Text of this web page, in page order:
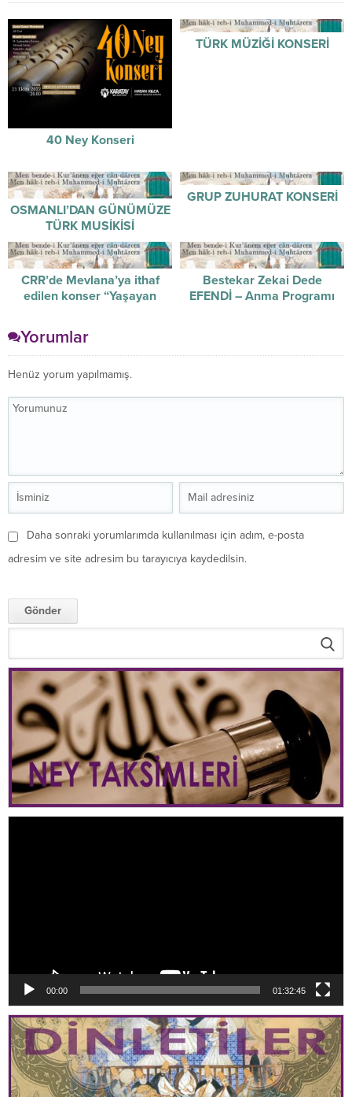
40 Ney Konseri
TÜRK MÜZİĞİ KONSERİ
OSMANLI’DAN GÜNÜMÜZE
TÜRK MUSİKİSİ
GRUP ZUHURAT KONSERİ
CRR’de Mevlana’ya ithaf
edilen konser “Yaşayan
Bestekar Zekai Dede
EFENDİ – Anma Programı
Yorumlar
Henüz yorum yapılmamış.
Daha sonraki yorumlarımda kullanılması için adım, e-posta
adresim ve site adresim bu tarayıcıya kaydedilsin.
00:00 01:32:45